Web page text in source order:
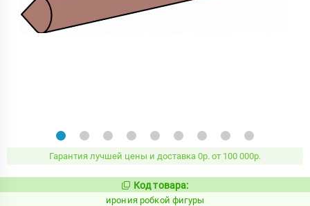
Гарантия лучшей цены и доставка 0р. от 100 000р.
Код:
1103615
Код товара:
ирония робкой фигуры